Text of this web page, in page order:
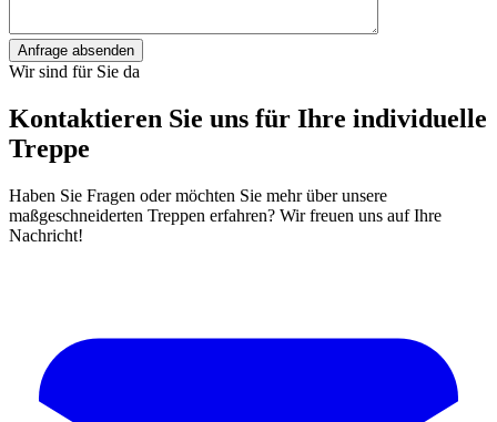
Anfrage absenden
Wir sind für Sie da
Kontaktieren Sie uns für Ihre individuelle
Treppe
Haben Sie Fragen oder möchten Sie mehr über unsere
maßgeschneiderten Treppen erfahren? Wir freuen uns auf Ihre
Nachricht!